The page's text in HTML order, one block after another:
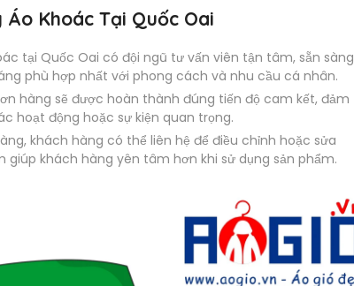
Áo Khoác Tại Quốc Oai
tại Quốc Oai có đội ngũ tư vấn viên tận tâm, sẵn sàng
phù hợp nhất với phong cách và nhu cầu cá nhân.
hàng sẽ được hoàn thành đúng tiến độ cam kết, đảm
hoạt động hoặc sự kiện quan trọng.
khách hàng có thể liên hệ để điều chỉnh hoặc sửa
khách hàng yên tâm hơn khi sử dụng sản phẩm.